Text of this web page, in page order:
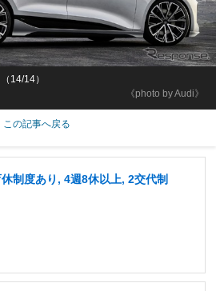
《photo by Audi》
14/14）
この記事へ戻る
制度あり, 4週8休以上, 2交代制